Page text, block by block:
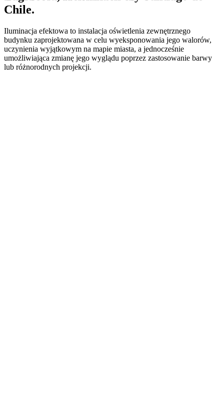
Chile.
Iluminacja efektowa to instalacja oświetlenia zewnętrznego
budynku zaprojektowana w celu wyeksponowania jego walorów,
uczynienia wyjątkowym na mapie miasta, a jednocześnie
umożliwiająca zmianę jego wyglądu poprzez zastosowanie barwy
lub różnorodnych projekcji.